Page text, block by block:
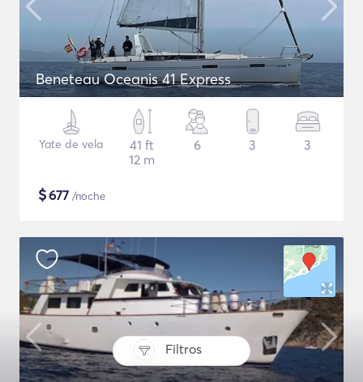
Filtros
Beneteau Oceanis 41 Express
Yate de vela
41 ft
12 m
6 3 3
$677 /noche